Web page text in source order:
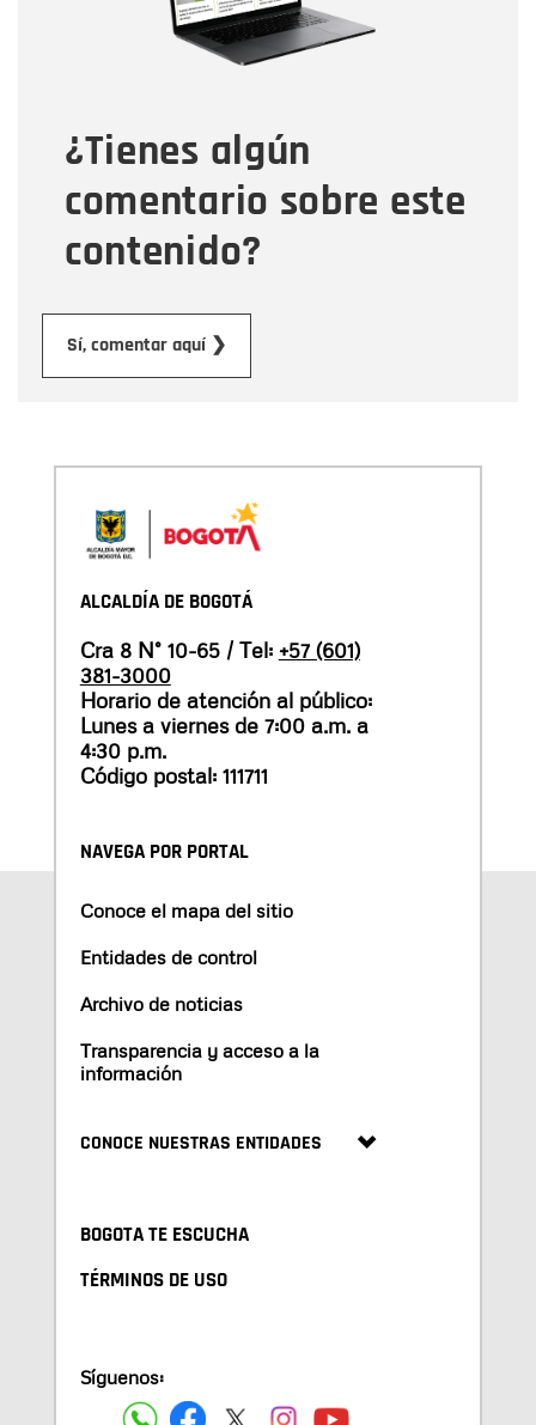
¿Tienes algún
comentario sobre este
contenido?
Sí, comentar aquí ❯
Tipo de comentario
Mensaje
ALCALDÍA DE BOGOTÁ
Cra 8 N° 10-65 / Tel: +57 (601)
381-3000
Horario de atención al público:
Lunes a viernes de 7:00 a.m. a
4:30 p.m.
Código postal: 111711
NAVEGA POR PORTAL
Conoce el mapa del sitio
Entidades de control
Archivo de noticias
Transparencia y acceso a la
información
CONOCE NUESTRAS ENTIDADES
BOGOTA TE ESCUCHA
TÉRMINOS DE USO
Síguenos: